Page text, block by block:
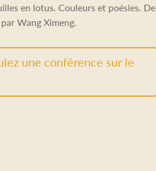
en lotus. Couleurs et poésies. De
Wang Ximeng.
une conférence sur le